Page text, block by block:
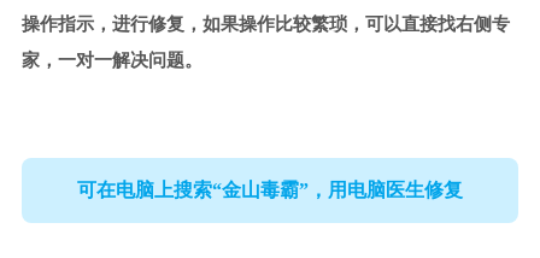
操作指示，进行修复，如果操作比较繁琐，可以直接找右侧专
家，一对一解决问题。
可在电脑上搜索“金山毒霸”，用电脑医生修复